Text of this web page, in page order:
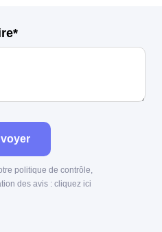
politique de contrôle,
des avis : cliquez ici